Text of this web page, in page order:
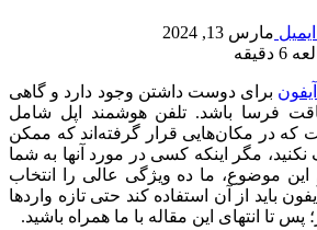
مارس 13, 2024
آیفون برای دوست داشتن وجود دارد و گاهی
فرسا باشد. تلفن هوشمند اپل شامل
که در مکان‌هایی قرار گرفته‌اند که ممکن
مگر اینکه کسی در مورد آنها به شما
این موضوع، ما ده ویژگی عالی را انتخاب
باید از آن استفاده کند حتی تازه واردها
پس تا انتهای این مقاله با ما همراه باشید.